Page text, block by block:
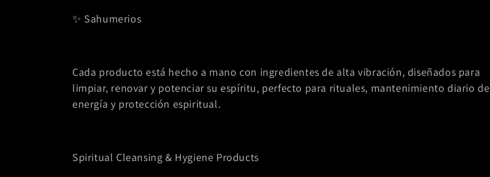
✨️ Sahumerios
Cada producto está hecho a mano con ingredientes de alta vibración, diseñados para
limpiar, renovar y potenciar su espíritu, perfecto para rituales, mantenimiento diario de
energía y protección espiritual.
Spiritual Cleansing & Hygiene Products